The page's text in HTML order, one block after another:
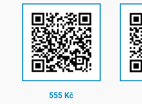
555 Kč